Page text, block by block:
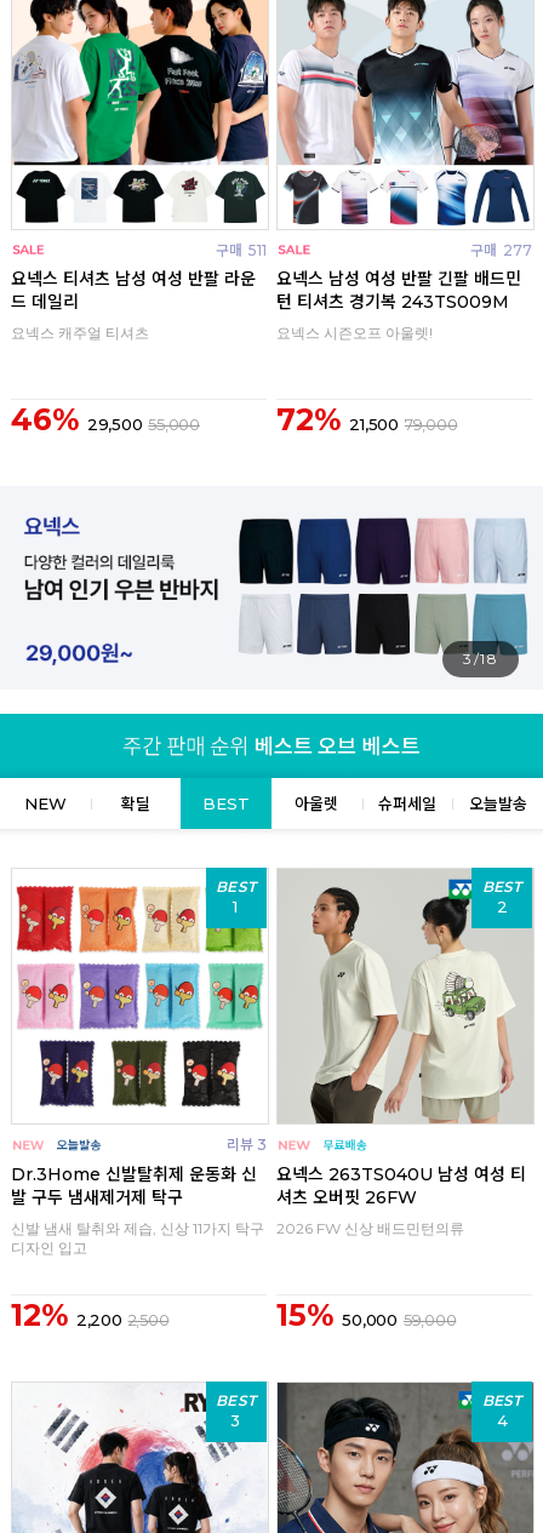
구매 511
요넥스 티셔츠 남성 여성 반팔 라운
드 데일리
요넥스 캐주얼 티셔츠
46% 29,500 55,000
구매 277
요넥스 남성 여성 반팔 긴팔 배드민
턴 티셔츠 경기복 243TS009M
요넥스 시즌오프 아울렛!
72% 21,500 79,000
4/18
NEW 확딜 BEST 아울렛 슈퍼세일 오늘발송
BEST
1
리뷰 3
Dr.3Home 신발탈취제 운동화 신
발 구두 냄새제거제 탁구
신발 냄새 탈취와 제습, 신상 11가지 탁구
디자인 입고
12% 2,200 2,500
BEST
2
요넥스 263TS040U 남성 여성 티
셔츠 오버핏 26FW
2026 FW 신상 배드민턴의류
15% 50,000 59,000
BEST
3
BEST
4